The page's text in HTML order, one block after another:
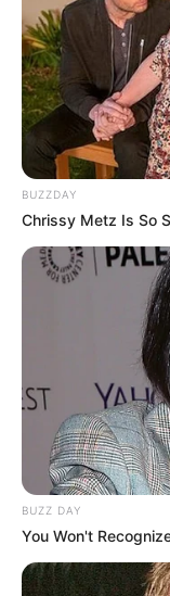
BUZZDAY
Chrissy Metz Is So
BUZZ DAY
You Won't